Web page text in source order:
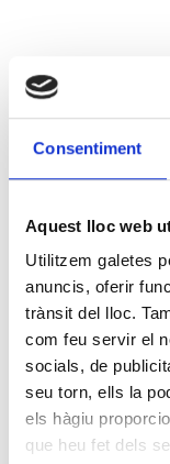
Consentiment
Aquest lloc web
Utilitzem galetes
anuncis, oferir
trànsit del lloc.
com feu servir el
socials, de
seu torn, ells la
els hàgiu
que heu fet dels